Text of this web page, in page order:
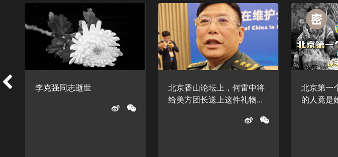
李克强同志逝世
北京香山论坛上，何雷中将
给美方团长送上这件礼物...
北京第一
的人竟是